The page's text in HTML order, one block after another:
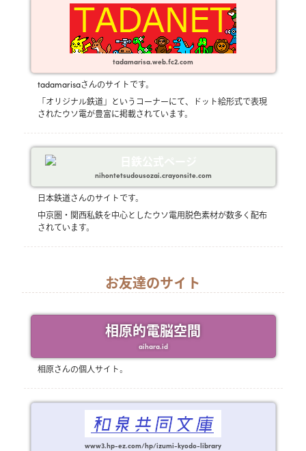
tadamarisa.web.fc2.com
tadamarisaさんのサイトです。
「オリジナル鉄道」というコーナーにて、ドット絵形式で表現
されたウソ電が豊富に掲載されています。
nihontetsudousozai.crayonsite.com
日本鉄道さんのサイトです。
中京圏・関西私鉄を中心としたウソ電用脱色素材が数多く配布
されています。
お友達のサイト
相原的電脳空間
aihara.id
相原さんの個人サイト。
www3.hp-ez.com/hp/izumi-kyodo-library